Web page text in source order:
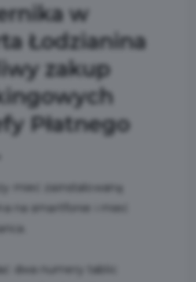
w
Łodzianina
zakup
Płatnego
mieć zainstalowaną
na smartfonie i mieć
dwa numery tablic